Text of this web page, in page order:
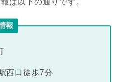
報
西口徒歩7分